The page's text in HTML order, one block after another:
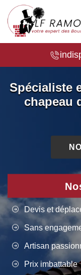
Spécialiste
chapeau
Devis et
Sans
Artisan
Prix imbattable